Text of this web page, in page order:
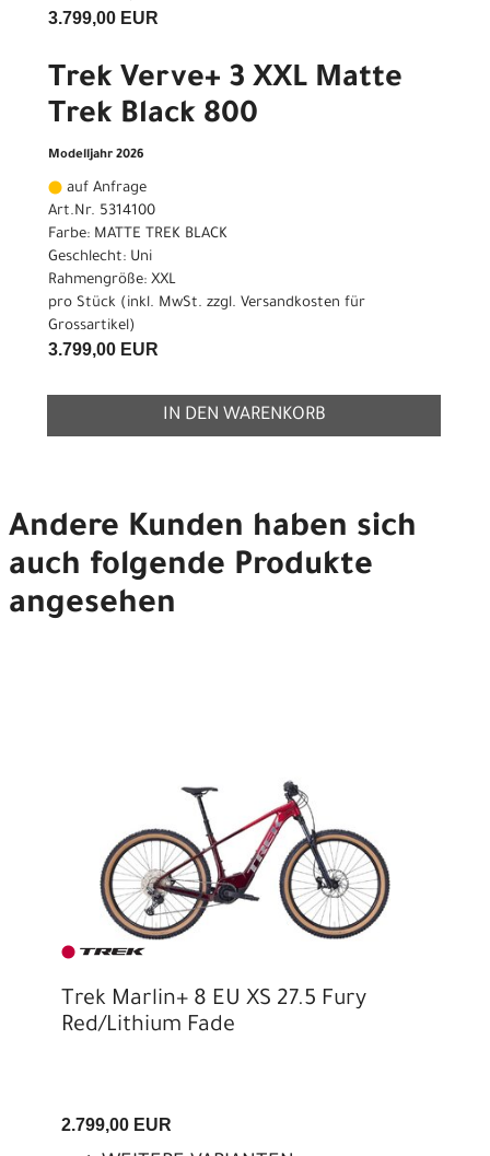
3.799,00 EUR
Trek Verve+ 3 XXL Matte
Trek Black 800
Modelljahr 2026
auf Anfrage
Art.Nr. 5314100
Farbe: MATTE TREK BLACK
Geschlecht: Uni
Rahmengröße: XXL
pro Stück (inkl. MwSt. zzgl. Versandkosten für
Grossartikel)
3.799,00 EUR
IN DEN WARENKORB
Andere Kunden haben sich
auch folgende Produkte
angesehen
Trek Marlin+ 8 EU XS 27.5 Fury
Red/Lithium Fade
2.799,00 EUR